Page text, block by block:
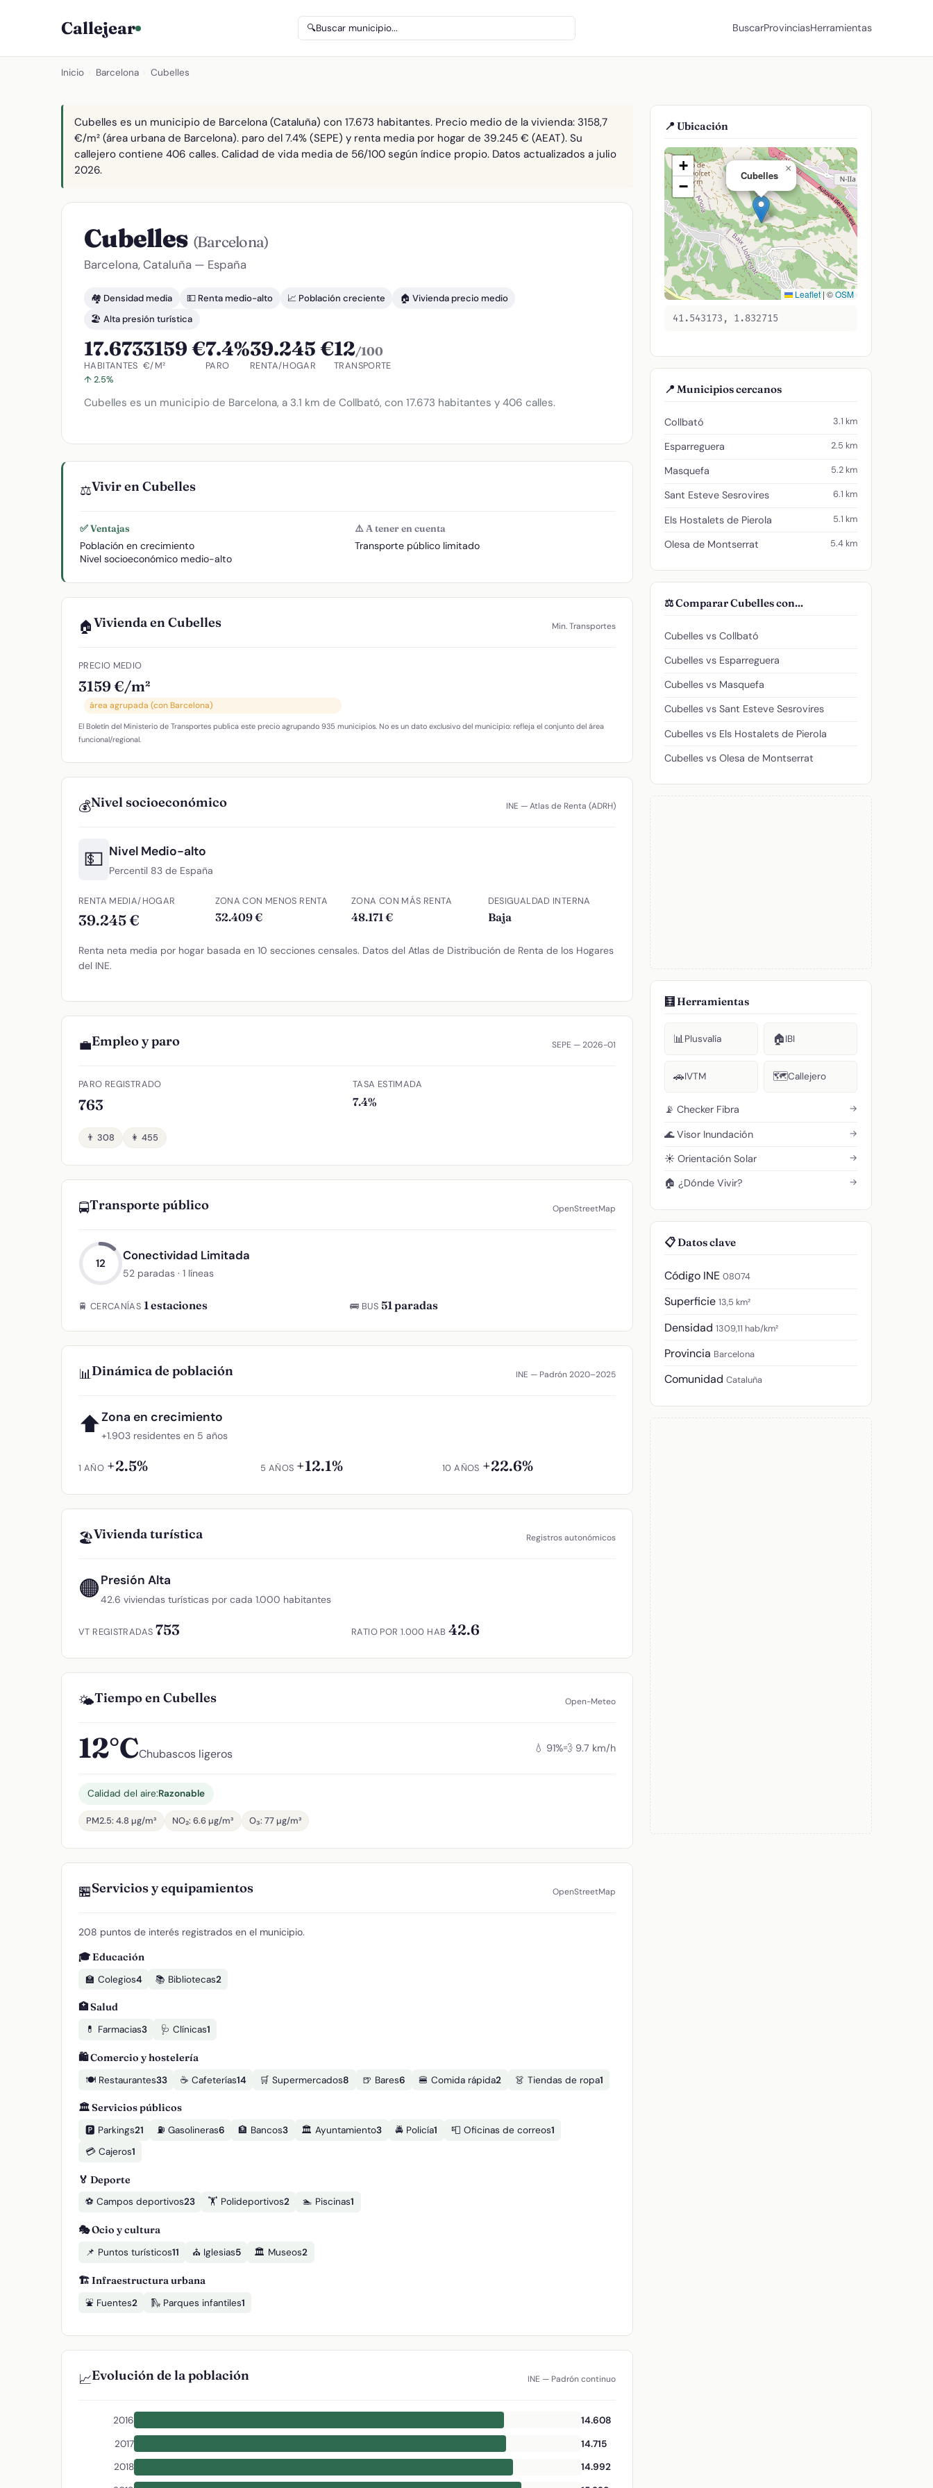
Callejear 🔍Buscar municipio... BuscarProvinciasHerramientas
Inicio Barcelona Cubelles
Cubelles es un municipio de Barcelona (Cataluña) con 17.673 habitantes. Precio medio de la vivienda: 3158,7
€/m² (área urbana de Barcelona). paro del 7.4% (SEPE) y renta media por hogar de 39.245 € (AEAT). Su
callejero contiene 406 calles. Calidad de vida media de 56/100 según índice propio. Datos actualizados a julio
2026.
Cubelles (Barcelona)
Barcelona, Cataluña — España
🏘️ Densidad media 💵 Renta medio-alto 📈 Población creciente
🏠 Vivienda precio medio
🏖️ Alta presión turística
17.673
HABITANTES
↑ 2.5%
3159 €
€/M²
7.4%
PARO
39.245 €
RENTA/HOGAR
12/100
TRANSPORTE
Cubelles es un municipio de Barcelona, a 3.1 km de Collbató, con 17.673 habitantes y 406 calles.
⚖️Vivir en Cubelles
✅ Ventajas
Población en crecimiento
Nivel socioeconómico medio-alto
⚠️ A tener en cuenta
Transporte público limitado
🏠Vivienda en Cubelles Min. Transportes
PRECIO MEDIO
3159 €/m²
área agrupada (con Barcelona)
El Boletín del Ministerio de Transportes publica este precio agrupando 935 municipios. No es un dato exclusivo del municipio: refleja el conjunto del área
funcional/regional.
💰Nivel socioeconómico INE — Atlas de Renta (ADRH)
💵 Nivel Medio-alto
Percentil 83 de España
RENTA MEDIA/HOGAR
39.245 €
ZONA CON MENOS RENTA
32.409 €
ZONA CON MÁS RENTA
48.171 €
DESIGUALDAD INTERNA
Baja
Renta neta media por hogar basada en 10 secciones censales. Datos del Atlas de Distribución de Renta de los Hogares
del INE.
💼Empleo y paro SEPE — 2026-01
PARO REGISTRADO
763
TASA ESTIMADA
7.4%
👨 308 👩 455
🚍Transporte público OpenStreetMap
12
Conectividad Limitada
52 paradas · 1 líneas
🚆 CERCANÍAS 1 estaciones 🚌 BUS 51 paradas
📊Dinámica de población INE — Padrón 2020–2025
⬆Zona en crecimiento
+1.903 residentes en 5 años
1 AÑO +2.5% 5 AÑOS +12.1% 10 AÑOS +22.6%
🏖️Vivienda turística Registros autonómicos
🟠Presión Alta
42.6 viviendas turísticas por cada 1.000 habitantes
VT REGISTRADAS 753 RATIO POR 1.000 HAB 42.6
🌤️Tiempo en Cubelles Open-Meteo
12°CChubascos ligeros 💧 91%💨 9.7 km/h
Calidad del aire:Razonable
PM2.5: 4.8 µg/m³ NO₂: 6.6 µg/m³ O₃: 77 µg/m³
🏪Servicios y equipamientos OpenStreetMap
208 puntos de interés registrados en el municipio.
🎓 Educación
🏫 Colegios4 📚 Bibliotecas2
🏥 Salud
💊 Farmacias3 🩺 Clínicas1
🛍️ Comercio y hostelería
🍽️ Restaurantes33 ☕ Cafeterías14 🛒 Supermercados8 🍺 Bares6 🍔 Comida rápida2 👗 Tiendas de ropa1
🏛️ Servicios públicos
🅿️ Parkings21 ⛽ Gasolineras6 🏦 Bancos3 🏛️ Ayuntamiento3 🚔 Policía1 📮 Oficinas de correos1
💳 Cajeros1
🏅 Deporte
⚽ Campos deportivos23 🏋️ Polideportivos2 🏊 Piscinas1
🎭 Ocio y cultura
📌 Puntos turísticos11 ⛪ Iglesias5 🏛️ Museos2
🏗️ Infraestructura urbana
⛲ Fuentes2 🛝 Parques infantiles1
📈Evolución de la población INE — Padrón continuo
2016
14.608
2017
14.715
2018
14.992
📍 Ubicación
Cubelles
×
+
−
Leaflet |©OSM
41.543173, 1.832715
📍 Municipios cercanos
Collbató 3.1 km
Esparreguera 2.5 km
Masquefa 5.2 km
Sant Esteve Sesrovires 6.1 km
Els Hostalets de Pierola 5.1 km
Olesa de Montserrat 5.4 km
⚖️ Comparar Cubelles con...
Cubelles vs Collbató
Cubelles vs Esparreguera
Cubelles vs Masquefa
Cubelles vs Sant Esteve Sesrovires
Cubelles vs Els Hostalets de Pierola
Cubelles vs Olesa de Montserrat
🧮 Herramientas
📊Plusvalía 🏠IBI
🚗IVTM 🗺️Callejero
📡 Checker Fibra →
🌊 Visor Inundación →
☀️ Orientación Solar →
🏠 ¿Dónde Vivir? →
📋 Datos clave
Código INE 08074
Superficie 13,5 km²
Densidad 1309,11 hab/km²
Provincia Barcelona
Comunidad Cataluña